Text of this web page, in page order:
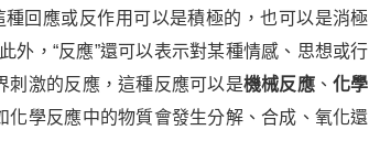
種回應或反作用可以是積極的，也可以是消極
外，“反應”還可以表示對某種情感、思想或行
刺激的反應，這種反應可以是機械反應、化學
化學反應中的物質會發生分解、合成、氧化還